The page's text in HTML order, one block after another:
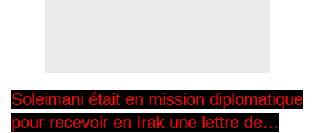
Soleimani était en mission diplomatique
pour recevoir en Irak une lettre de…